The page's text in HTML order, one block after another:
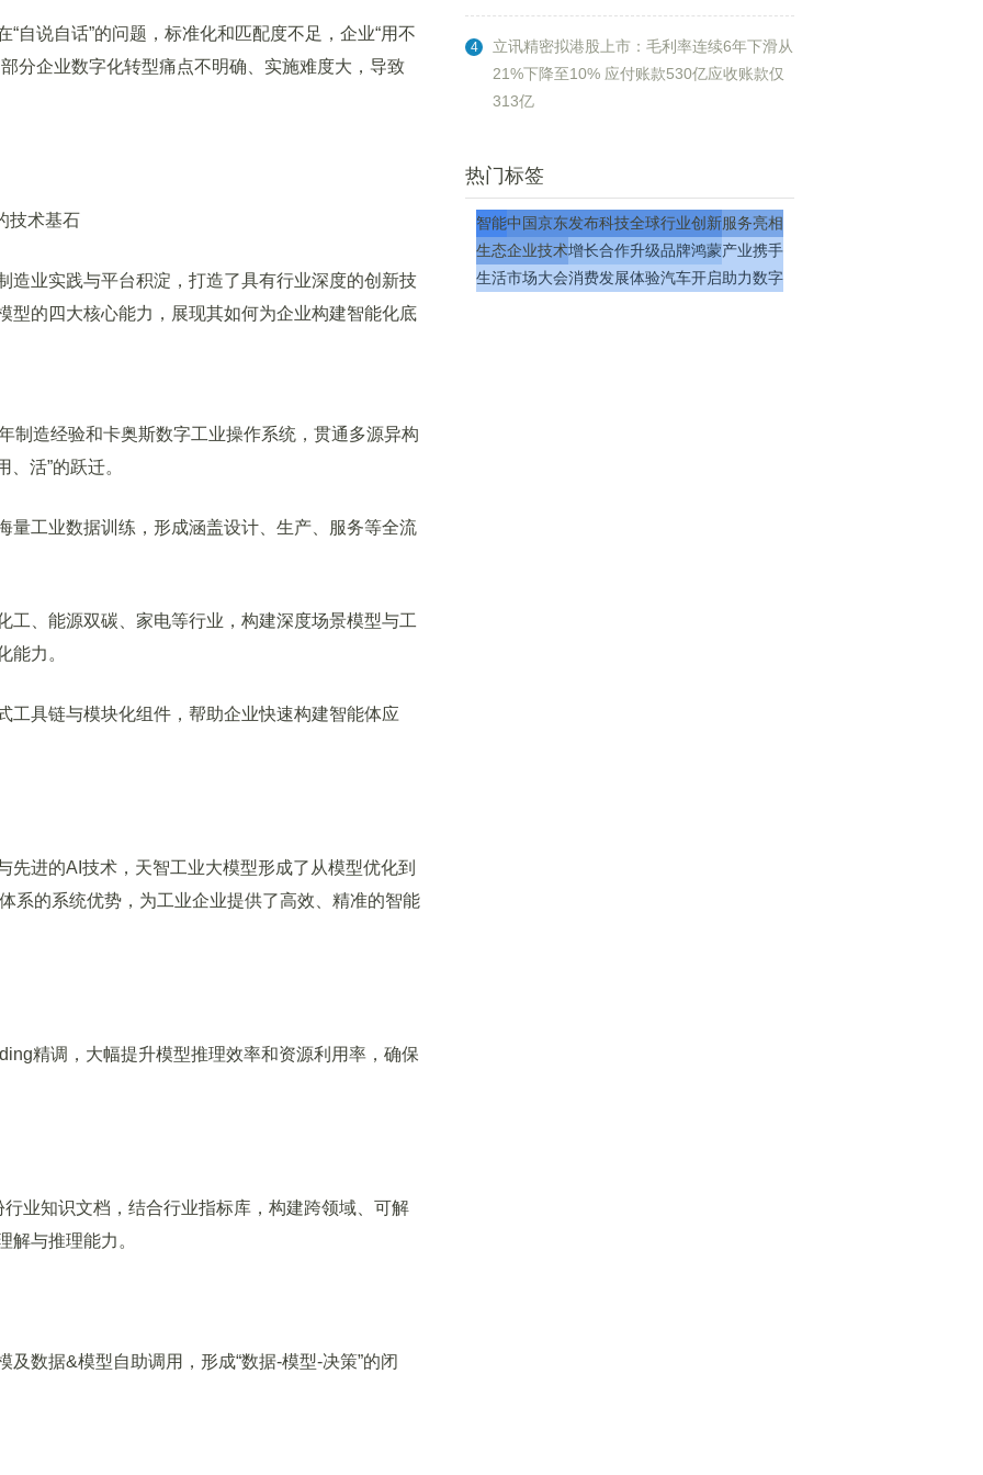
说自话”的问题，标准化和匹配度不足，企业“用不
分企业数字化转型痛点不明确、实施难度大，导致
术基石
业实践与平台积淀，打造了具有行业深度的创新技
型的四大核心能力，展现其如何为企业构建智能化底
造经验和卡奥斯数字工业操作系统，贯通多源异构
活”的跃迁。
工业数据训练，形成涵盖设计、生产、服务等全流
能源双碳、家电等行业，构建深度场景模型与工
能力。
具链与模块化组件，帮助企业快速构建智能体应
的AI技术，天智工业大模型形成了从模型优化到
系的系统优势，为工业企业提供了高效、精准的智能
精调，大幅提升模型推理效率和资源利用率，确保
知识文档，结合行业指标库，构建跨领域、可解
解与推理能力。
据&模型自助调用，形成“数据-模型-决策”的闭
4
立讯精密拟港股上市：毛利率连续6年下滑从
21%下降至10% 应付账款530亿应收账款仅
313亿
热门标签
智能中国京东发布科技全球行业创新服务亮相
生态企业技术增长合作升级品牌鸿蒙产业携手
生活市场大会消费发展体验汽车开启助力数字